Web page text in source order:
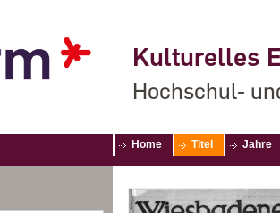
Kulturelles
Hochschul-
Home Titel Jahre